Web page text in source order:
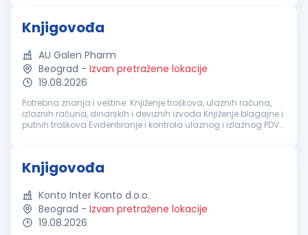
Knjigovođa
AU Galen Pharm
Beograd - Izvan pretražene lokacije
19.08.2026
Potrebna znanja i veštine: Knjiženje troškova, ulaznih računa,
izlaznih računa, dinarskih i deviznih izvoda Knjiženje blagajne i
putnih troškova Evidentiranje i kontrola ulaznog i izlaznog PDV
Knjigovođa
Konto Inter Konto d.o.o.
Beograd - Izvan pretražene lokacije
19.08.2026